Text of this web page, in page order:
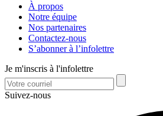
À propos
Notre équipe
Nos partenaires
Contactez-nous
S’abonner à l’infolettre
Je m'inscris à l'infolettre
Suivez-nous